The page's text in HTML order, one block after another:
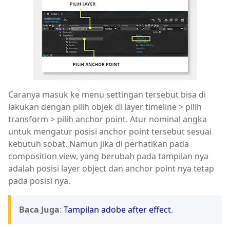
Caranya masuk ke menu settingan tersebut bisa di
lakukan dengan pilih objek di layer timeline > pilih
transform > pilih anchor point. Atur nominal angka
untuk mengatur posisi anchor point tersebut sesuai
kebutuh sobat. Namun jika di perhatikan pada
composition view, yang berubah pada tampilan nya
adalah posisi layer object dan anchor point nya tetap
pada posisi nya.
Baca Juga: Tampilan adobe after effect.